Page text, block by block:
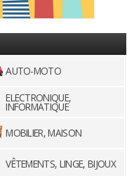
AUTO-MOTO
ELECTRONIQUE,
INFORMATIQUE
MOBILIER, MAISON
VÊTEMENTS, LINGE, BIJOUX